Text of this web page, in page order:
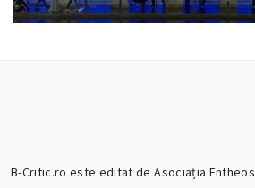
B-Critic.ro este editat de Asociația Entheos